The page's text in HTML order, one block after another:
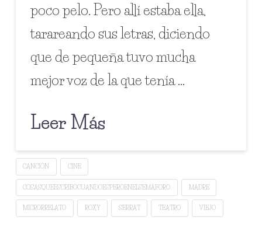
poco pelo. Pero allí estaba ella,
tarareando sus letras, diciendo
que de pequeña tuvo mucha
mejor voz de la que tenía …
Leer Más
CANCIÓN CINE
COSASQUEESCRIBOCUANDOESPEROENELSEMÁFORO MADRE
MICRORRELATO ROXY SERRAT TEATRO VIEJO